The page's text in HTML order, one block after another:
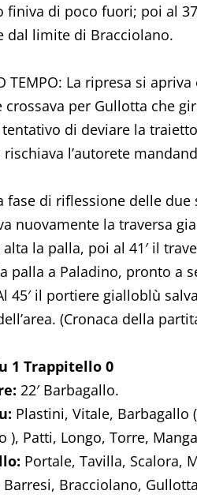
finiva di poco fuori; poi al
dal limite di Bracciolano.
TEMPO: La ripresa si
crossava per Gullotta che
tentativo di deviare la
rischiava l’autorete
fase di riflessione delle due
nuovamente la traversa
la palla, poi al 41′ il
palla a Paladino, pronto a
45′ il portiere gialloblù
(Cronaca della
1 Trappitello 0
22′ Barbagallo.
Plastini, Vitale, Barbagallo
), Patti, Longo, Torre,
Portale, Tavilla, Scalora,
Bracciolano,